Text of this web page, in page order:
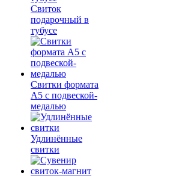
Свиток
подарочный в
тубусе
Свитки формата
А5 с подвеской-
медалью
Удлинённые
свитки